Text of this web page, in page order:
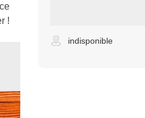
!
indisponible